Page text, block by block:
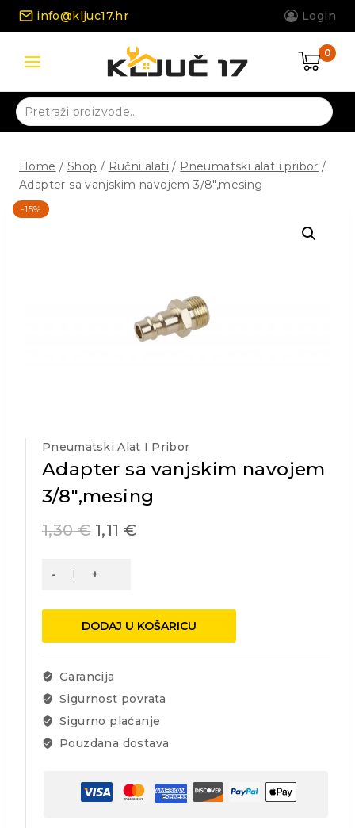
Skip
info@kljuc17.hr Login
0
Pretraži:
Home / Shop / Ručni alati / Pneumatski alat i pribor /
Adapter sa vanjskim navojem 3/8″,mesing
-15%
Pneumatski Alat I Pribor
Adapter sa vanjskim navojem
3/8″,mesing
1,30€ 1,11 €
Adapter
navojem
količina
DODAJ U KOŠARICU
Garancija
Sigurnost povrata
Sigurno plaćanje
Pouzdana dostava